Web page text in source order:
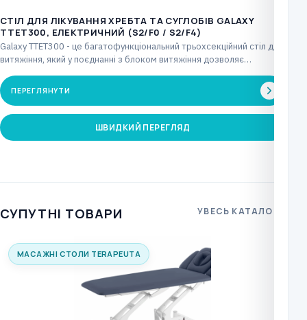
CТІЛ ДЛЯ ЛІКУВАННЯ ХРЕБТА ТА СУГЛОБІВ GALAXY
TTET300, ЕЛЕКТРИЧНИЙ (S2/F0 / S2/F4)
Galaxy TTET300 - це багатофункціональний трьохсекційний стіл для
витяжіння, який у поєднанні з блоком витяжіння дозволяє…
ПЕРЕГЛЯНУТИ
ШВИДКИЙ ПЕРЕГЛЯД
СУПУТНІ ТОВАРИ УВЕСЬ КАТАЛОГ
МАСАЖНІ СТОЛИ TERAPEUTA